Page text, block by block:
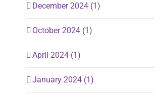
December 2024 (1)
October 2024 (1)
April 2024 (1)
January 2024 (1)